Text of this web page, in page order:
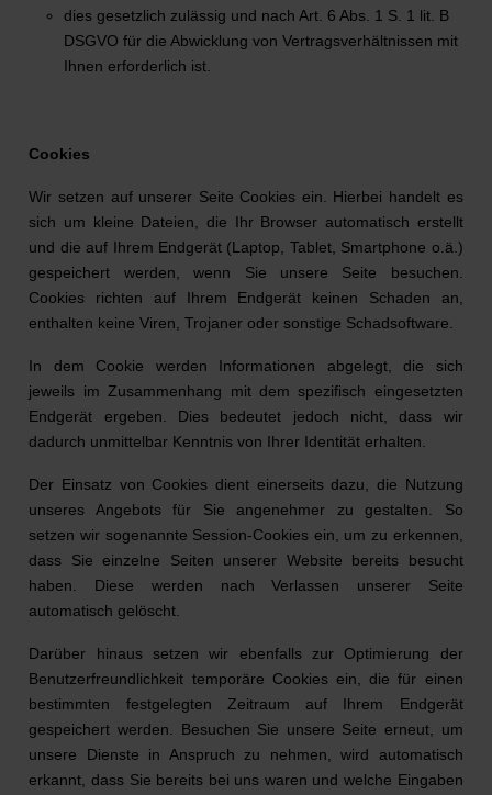
dies gesetzlich zulässig und nach Art. 6 Abs. 1 S. 1 lit. B
DSGVO für die Abwicklung von Vertragsverhältnissen mit
Ihnen erforderlich ist.
Cookies
Wir setzen auf unserer Seite Cookies ein. Hierbei handelt es
sich um kleine Dateien, die Ihr Browser automatisch erstellt
und die auf Ihrem Endgerät (Laptop, Tablet, Smartphone o.ä.)
gespeichert werden, wenn Sie unsere Seite besuchen.
Cookies richten auf Ihrem Endgerät keinen Schaden an,
enthalten keine Viren, Trojaner oder sonstige Schadsoftware.
In dem Cookie werden Informationen abgelegt, die sich
jeweils im Zusammenhang mit dem spezifisch eingesetzten
Endgerät ergeben. Dies bedeutet jedoch nicht, dass wir
dadurch unmittelbar Kenntnis von Ihrer Identität erhalten.
Der Einsatz von Cookies dient einerseits dazu, die Nutzung
unseres Angebots für Sie angenehmer zu gestalten. So
setzen wir sogenannte Session-Cookies ein, um zu erkennen,
dass Sie einzelne Seiten unserer Website bereits besucht
haben. Diese werden nach Verlassen unserer Seite
automatisch gelöscht.
Darüber hinaus setzen wir ebenfalls zur Optimierung der
Benutzerfreundlichkeit temporäre Cookies ein, die für einen
bestimmten festgelegten Zeitraum auf Ihrem Endgerät
gespeichert werden. Besuchen Sie unsere Seite erneut, um
unsere Dienste in Anspruch zu nehmen, wird automatisch
erkannt, dass Sie bereits bei uns waren und welche Eingaben